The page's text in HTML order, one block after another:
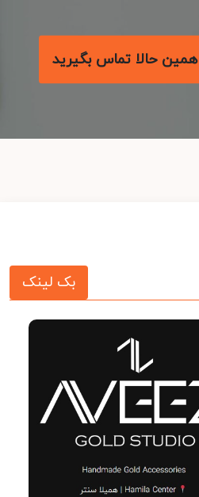
همین حالا تماس بگیرید
بک لینک